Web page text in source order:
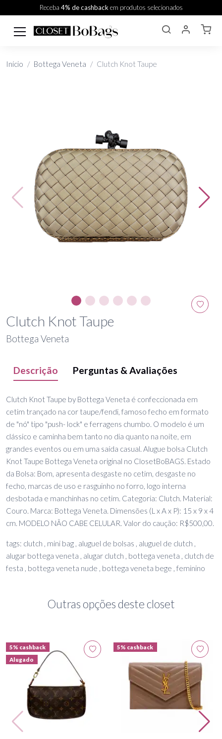
Receba 4% de cashbackem produtos selecionados
Início Bottega Veneta Clutch Knot Taupe
Clutch Knot Taupe
Bottega Veneta
Descrição Perguntas & Avaliações
Clutch Knot Taupe by Bottega Veneta é confeccionada em
cetim trançado na cor taupe/fendi, famoso fecho em formato
de "nó" tipo "push- lock" e ferragens chumbo. O modelo é um
clássico e caminha bem tanto no dia quanto na noite, em
grandes eventos ou em uma saída casual. Alugue bolsa Clutch
Knot Taupe Bottega Veneta original no ClosetBoBAGS. Estado
da Bolsa: Bom, apresenta desgaste no cetim, desgaste no
fecho, marcas de uso e rasguinho no forro, logo interna
desbotada e manchinhas no cetim. Categoria: Clutch. Material:
Couro. Marca: Bottega Veneta. Dimensões (L x A x P): 15 x 9 x 4
cm. MODELO NÃO CABE CELULAR. Valor do caução: R$500,00.
tags: clutch , mini bag , aluguel de bolsas , aluguel de clutch ,
alugar bottega veneta , alugar clutch , bottega veneta , clutch de
festa , bottega veneta nude , bottega veneta bege , feminino
Outras opções deste closet
5% cashback
Alugado
5% cashback